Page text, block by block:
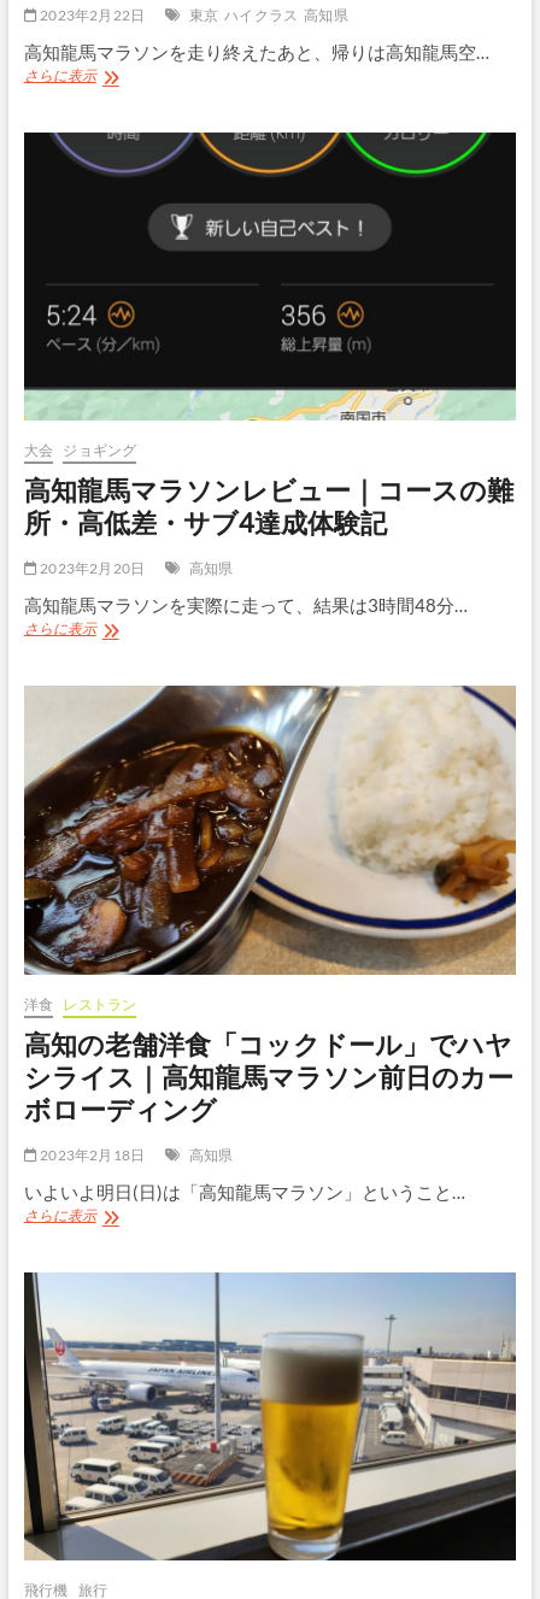
ソ
ン
前
泊
便
な
2023年2月22日 東京 ハイクラス 高知県
高知龍馬マラソンを走り終えたあと、帰りは高知龍馬空…
さらに表示ANA
ミ
ア
高
知
⇒
羽
｜
KCZ⇒NH568⇒HND
大会 ジョギング
高知龍馬マラソンレビュー｜コースの難
所・高低差・サブ4達成体験記
2023年2月20日 高知県
高知龍馬マラソンを実際に走って、結果は3時間48分…
さらに表示高
ラ
ン
レ
ビ
ュ
ー
｜
コ
ー
ス
の
難
所・
高
低
差・
サ
4
成
体
洋食 レストラン
高知の老舗洋食「コックドール」でハヤ
シライス｜高知龍馬マラソン前日のカー
ボローディング
2023年2月18日 高知県
いよいよ明日(日)は「高知龍馬マラソン」ということ…
さらに表示高
老
食
「コ
ッ
ク
ド
ー
ル」
で
ハ
ヤ
シ
ラ
飛行機 旅行